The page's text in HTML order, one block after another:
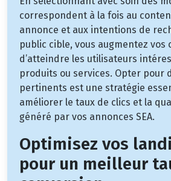
correspondent à la fois au
annonce et aux intentions de
public cible, vous augmentez vos
d’atteindre les utilisateurs
produits ou services. Opter pour
pertinents est une stratégie
améliorer le taux de clics et la
généré par vos annonces SEA.
Optimisez vos
pour un meilleur